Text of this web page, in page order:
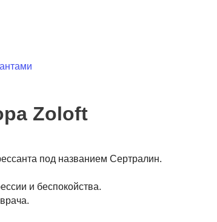
Zoloft
под названием Сертралин.
и беспокойства.